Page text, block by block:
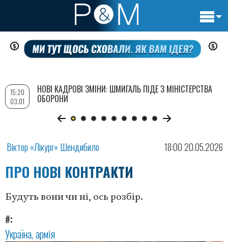
Перейти
до
вмісту
Віктор «Лікург» Шендибило 18:00 20.05.2026
ПРО НОВІ КОНТРАКТИ
Будуть вони чи ні, ось розбір.
#
Україна армія
15:20
03.01
НОВІ КАДРОВІ ЗМІНИ: ШМИГАЛЬ ПІДЕ З МІНІСТЕРСТВА
ОБОРОНИ